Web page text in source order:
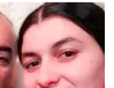
იმნაძეს და